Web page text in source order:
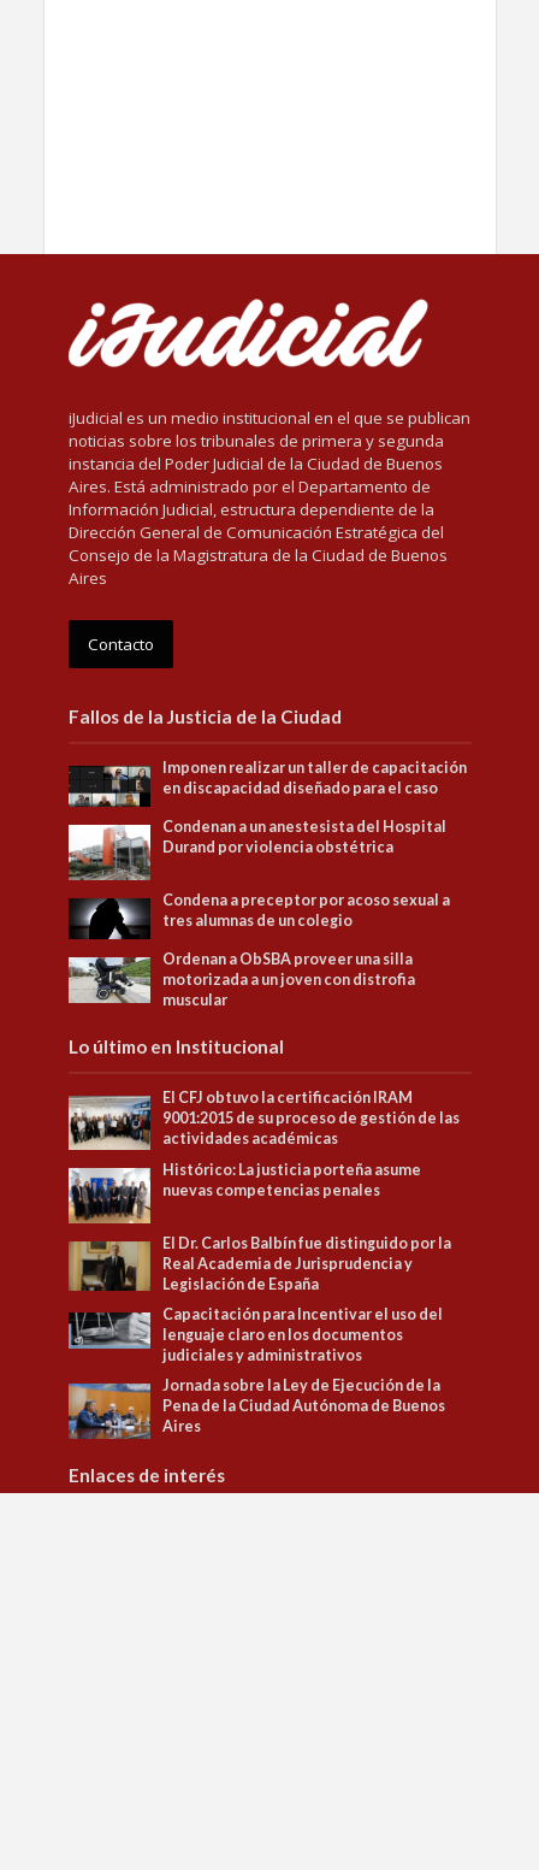
iJudicial es un medio institucional en el que se publican
noticias sobre los tribunales de primera y segunda
instancia del Poder Judicial de la Ciudad de Buenos
Aires. Está administrado por el Departamento de
Información Judicial, estructura dependiente de la
Dirección General de Comunicación Estratégica del
Consejo de la Magistratura de la Ciudad de Buenos
Aires
Contacto
Fallos de la Justicia de la Ciudad
Imponen realizar un taller de capacitación
en discapacidad diseñado para el caso
Condenan a un anestesista del Hospital
Durand por violencia obstétrica
Condena a preceptor por acoso sexual a
tres alumnas de un colegio
Ordenan a ObSBA proveer una silla
motorizada a un joven con distrofia
muscular
Lo último en Institucional
El CFJ obtuvo la certificación IRAM
9001:2015 de su proceso de gestión de las
actividades académicas
Histórico: La justicia porteña asume
nuevas competencias penales
El Dr. Carlos Balbín fue distinguido por la
Real Academia de Jurisprudencia y
Legislación de España
Capacitación para Incentivar el uso del
lenguaje claro en los documentos
judiciales y administrativos
Jornada sobre la Ley de Ejecución de la
Pena de la Ciudad Autónoma de Buenos
Aires
Enlaces de interés